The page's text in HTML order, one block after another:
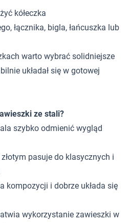
kółeczka
łącznika, bigla, łańcuszka lub
warto wybrać solidniejsze
układał się w gotowej
ze stali?
szybko odmienić wygląd
pasuje do klasycznych i
kompozycji i dobrze układa się
wykorzystanie zawieszki w